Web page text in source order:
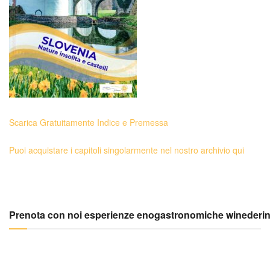
Scarica Gratuitamente Indice e Premessa
Puoi acquistare i capitoli singolarmente nel nostro archivio qui
Prenota con noi esperienze enogastronomiche